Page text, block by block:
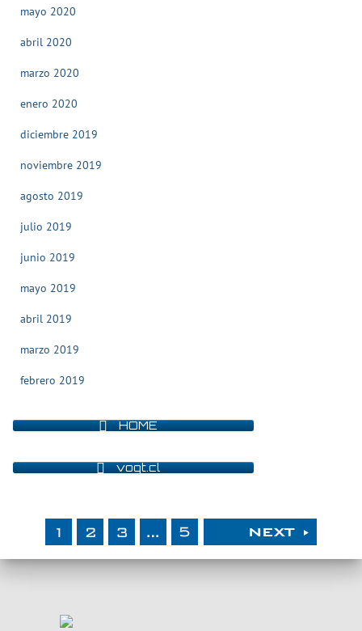
mayo 2020
abril 2020
marzo 2020
enero 2020
diciembre 2019
noviembre 2019
agosto 2019
julio 2019
junio 2019
mayo 2019
abril 2019
marzo 2019
febrero 2019
HOME
vogt.cl